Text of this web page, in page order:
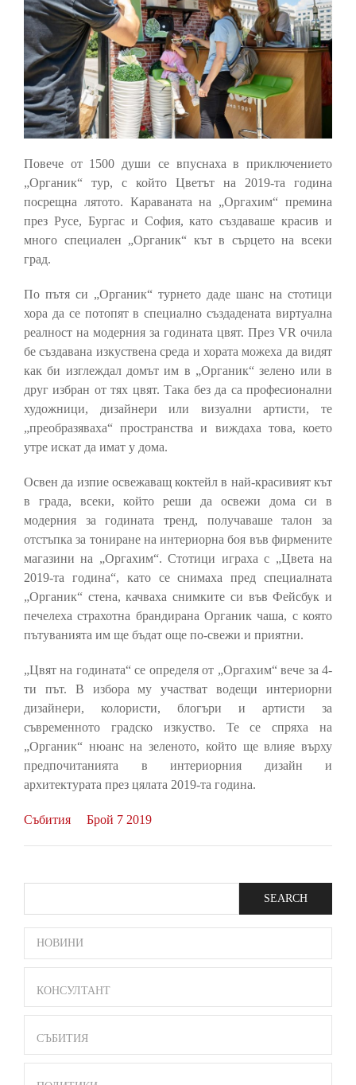
Повече от 1500 души се впуснаха в приключението
„Органик“ тур, с който Цветът на 2019-та година
посрещна лятото. Караваната на „Оргахим“ премина
през Русе, Бургас и София, като създаваше красив и
много специален „Органик“ кът в сърцето на всеки
град.
По пътя си „Органик“ турнето даде шанс на стотици
хора да се потопят в специално създадената виртуална
реалност на модерния за годината цвят. През VR очила
бе създавана изкуствена среда и хората можеха да видят
как би изглеждал домът им в „Органик“ зелено или в
друг избран от тях цвят. Така без да са професионални
художници, дизайнери или визуални артисти, те
„преобразяваха“ пространства и виждаха това, което
утре искат да имат у дома.
Освен да изпие освежаващ коктейл в най-красивият кът
в града, всеки, който реши да освежи дома си в
модерния за годината тренд, получаваше талон за
отстъпка за тониране на интериорна боя във фирмените
магазини на „Оргахим“. Стотици играха с „Цвета на
2019-та година“, като се снимаха пред специалната
„Органик“ стена, качваха снимките си във Фейсбук и
печелеха страхотна брандирана Органик чаша, с която
пътуванията им ще бъдат още по-свежи и приятни.
„Цвят на годината“ се определя от „Оргахим“ вече за 4-
ти път. В избора му участват водещи интериорни
дизайнери, колористи, блогъри и артисти за
съвременното градско изкуство. Те се спряха на
„Органик“ нюанс на зеленото, който ще влияе върху
предпочитанията в интериорния дизайн и
архитектурата през цялата 2019-та година.
Събития Брой 7 2019
SIDE
BAR
MENU
НОВИНИ
КОНСУЛТАНТ
СЪБИТИЯ